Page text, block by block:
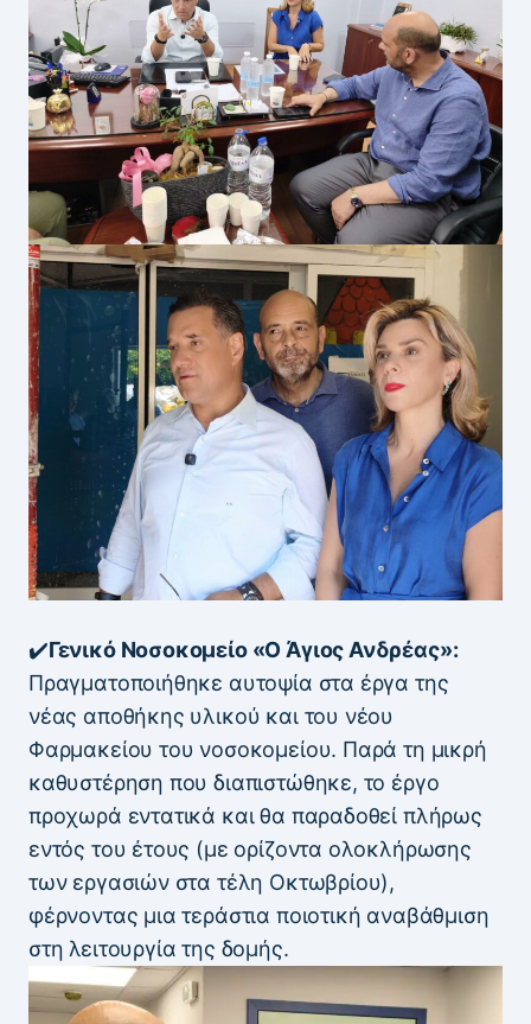
✔️Γενικό Νοσοκομείο «Ο Άγιος Ανδρέας»:
Πραγματοποιήθηκε αυτοψία στα έργα της
νέας αποθήκης υλικού και του νέου
Φαρμακείου του νοσοκομείου. Παρά τη μικρή
καθυστέρηση που διαπιστώθηκε, το έργο
προχωρά εντατικά και θα παραδοθεί πλήρως
εντός του έτους (με ορίζοντα ολοκλήρωσης
των εργασιών στα τέλη Οκτωβρίου),
φέρνοντας μια τεράστια ποιοτική αναβάθμιση
στη λειτουργία της δομής.